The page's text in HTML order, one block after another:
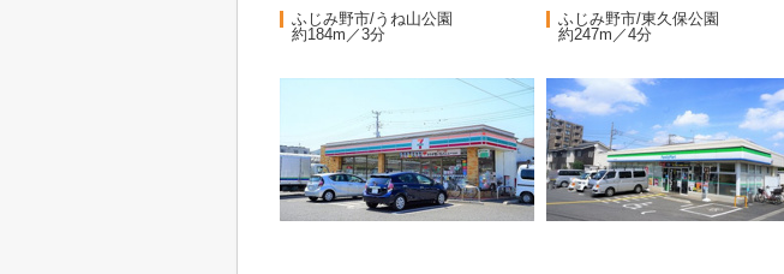
ふじみ野市/うね山公園
約184m／3分
ふじみ野市/東久保公園
約247m／4分